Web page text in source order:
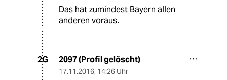
Das hat zumindest Bayern allen
anderen voraus.
2G 2097 (Profil gelöscht)
17.11.2016, 14:26 Uhr